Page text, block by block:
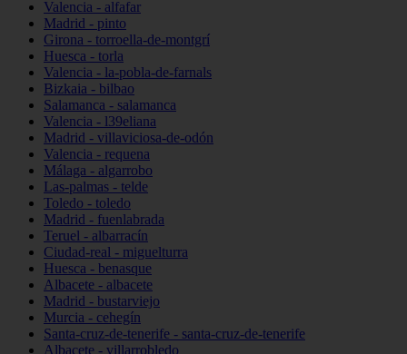
Valencia - alfafar
Madrid - pinto
Girona - torroella-de-montgrí
Huesca - torla
Valencia - la-pobla-de-farnals
Bizkaia - bilbao
Salamanca - salamanca
Valencia - l39eliana
Madrid - villaviciosa-de-odón
Valencia - requena
Málaga - algarrobo
Las-palmas - telde
Toledo - toledo
Madrid - fuenlabrada
Teruel - albarracín
Ciudad-real - miguelturra
Huesca - benasque
Albacete - albacete
Madrid - bustarviejo
Murcia - cehegín
Santa-cruz-de-tenerife - santa-cruz-de-tenerife
Albacete - villarrobledo